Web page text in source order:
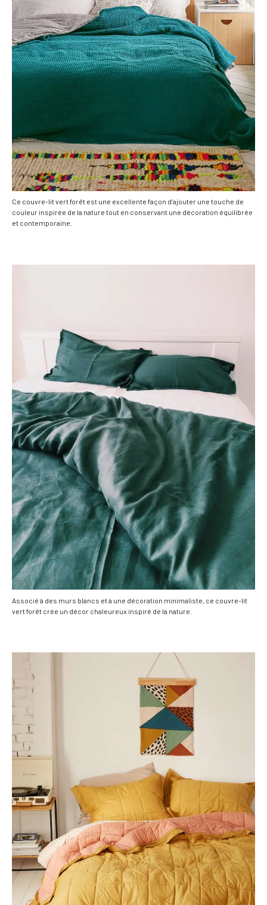
Ce couvre-lit vert forêt est une excellente façon d’ajouter une touche de
couleur inspirée de la nature tout en conservant une décoration équilibrée
et contemporaine.
Associé à des murs blancs et à une décoration minimaliste, ce couvre-lit
vert forêt crée un décor chaleureux inspiré de la nature.